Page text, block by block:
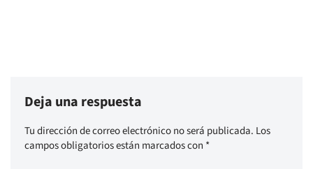
Deja una respuesta
Tu dirección de correo electrónico no será publicada. Los
campos obligatorios están marcados con *